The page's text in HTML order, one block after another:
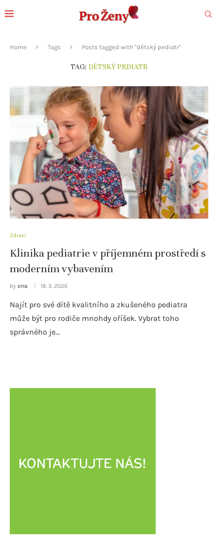
Home Tags Posts tagged with "dětský pediatr"
TAG: DĚTSKÝ PEDIATR
Zdraví
Klinika pediatrie v příjemném prostředí s
moderním vybavením
by ona 18. 3. 2026
Najít pro své dítě kvalitního a zkušeného pediatra
může být pro rodiče mnohdy oříšek. Vybrat toho
správného je…